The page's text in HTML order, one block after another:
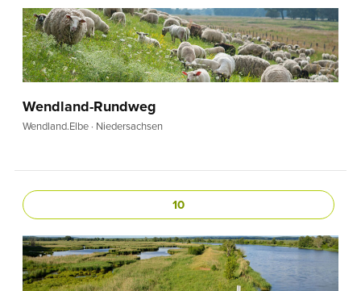
Wendland-Rundweg
Wendland.Elbe · Niedersachsen
10